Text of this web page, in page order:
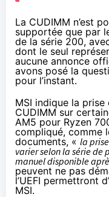
La CUDIMM n’est
supportée que par
de la série 200,
dont le seul
aucune annonce
avons posé la
pour l’instant.
MSI indique la prise
CUDIMMsur
AM5 pour Ryzen
compliqué, comme
documents, « la
varier selon la série de
manuel disponible
peuvent ne pas
l’UEFI permettront
MSI.